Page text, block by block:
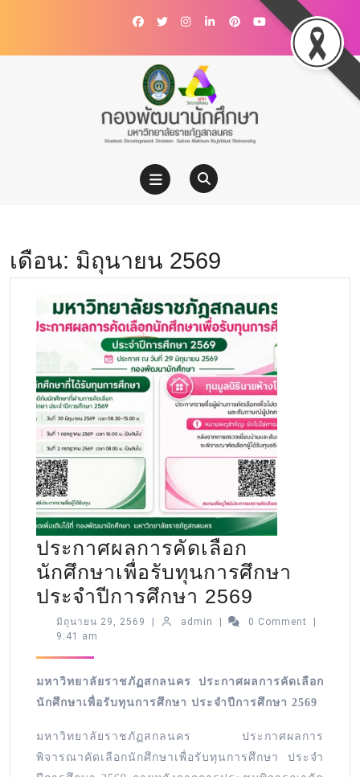
เดือน: มิถุนายน 2569
ประกาศผลการคัดเลือก
นักศึกษาเพื่อรับทุนการศึกษา
ประจำปีการศึกษา 2569
มิถุนายน 29, 2569 admin 0 Comment
9:41 am
มหาวิทยาลัยราชภัฏสกลนคร ประกาศผลการคัดเลือก
นักศึกษาเพื่อรับทุนการศึกษา ประจำปีการศึกษา 2569
มหาวิทยาลัยราชภัฏสกลนคร ประกาศผลการ
พิจารณาคัดเลือกนักศึกษาเพื่อรับทุนการศึกษา ประจำ